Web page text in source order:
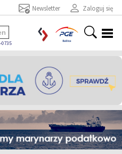
Zaloguj się
Newsletter
0735